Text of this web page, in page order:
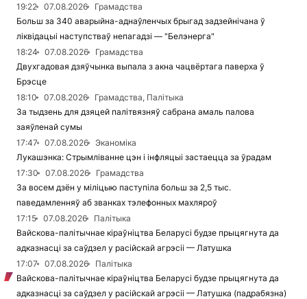
19:22
07.08.2026
Грамадства
Больш за 340 аварыйна-аднаўленчых брыгад задзейнічана ў
ліквідацыі наступстваў непагадзі — "Белэнерга"
18:24
07.08.2026
Грамадства
Двухгадовая дзяўчынка выпала з акна чацвёртага паверха ў
Брэсце
18:10
07.08.2026
Грамадства, Палітыка
За тыдзень для дзяцей палітвязняў сабрана амаль палова
заяўленай сумы
17:47
07.08.2026
Эканоміка
Лукашэнка: Стрымліванне цэн і інфляцыі застаецца за ўрадам
17:30
07.08.2026
Грамадства
За восем дзён у міліцыю паступіла больш за 2,5 тыс.
паведамленняў аб званках тэлефонных махляроў
17:15
07.08.2026
Палітыка
Вайскова-палітычнае кіраўніцтва Беларусі будзе прыцягнута да
адказнасці за саўдзел у расійскай агрэсіі — Латушка
17:07
07.08.2026
Палітыка
Вайскова-палітычнае кіраўніцтва Беларусі будзе прыцягнута да
адказнасці за саўдзел у расійскай агрэсіі — Латушка (падрабязна)